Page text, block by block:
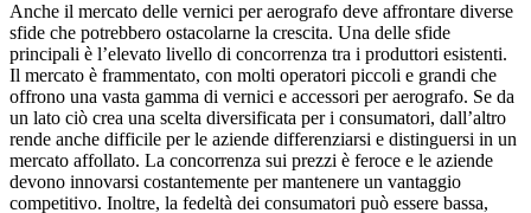
Anche il mercato delle vernici per aerografo deve affrontare diverse
sfide che potrebbero ostacolarne la crescita. Una delle sfide
principali è l’elevato livello di concorrenza tra i produttori esistenti.
Il mercato è frammentato, con molti operatori piccoli e grandi che
offrono una vasta gamma di vernici e accessori per aerografo. Se da
un lato ciò crea una scelta diversificata per i consumatori, dall’altro
rende anche difficile per le aziende differenziarsi e distinguersi in un
mercato affollato. La concorrenza sui prezzi è feroce e le aziende
devono innovarsi costantemente per mantenere un vantaggio
competitivo. Inoltre, la fedeltà dei consumatori può essere bassa,